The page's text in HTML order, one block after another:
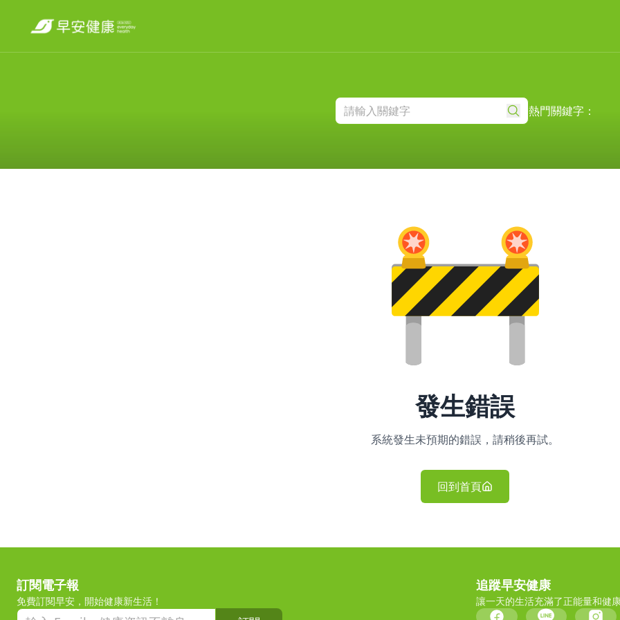
熱門關鍵字：
發生錯誤
系統發生未預期的錯誤，請稍後再試。
回到首頁
訂閱電子報
免費訂閱早安，開始健康新生活！
追蹤早安健康
讓一天的生活充滿了正能量和健